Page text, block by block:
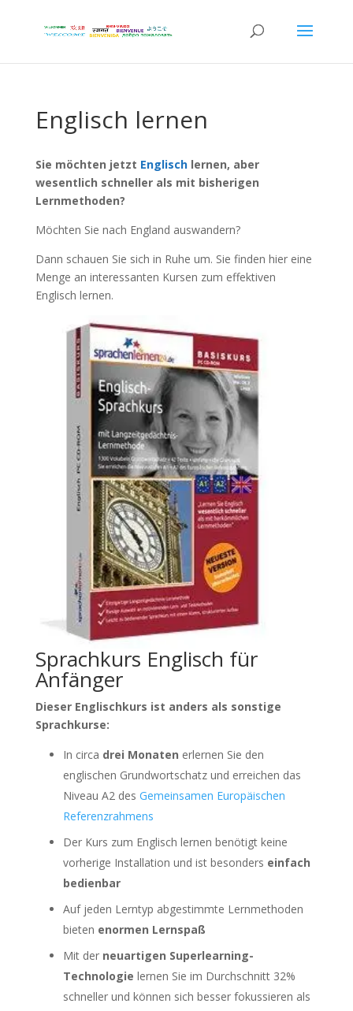
Englisch lernen
Sie möchten jetzt Englischlernen, aber
wesentlich schneller als mit bisherigen
Lernmethoden?
Möchten Sie nach England auswandern?
Dann schauen Sie sich in Ruhe um. Sie finden hier eine
Menge an interessanten Kursen zum effektiven
Englisch lernen.
Sprachkurs Englisch für
Anfänger
Dieser Englischkurs ist anders als sonstige
Sprachkurse:
In circa drei Monaten erlernen Sie den
englischen Grundwortschatz und erreichen das
Niveau A2 des Gemeinsamen Europäischen
Referenzrahmens
Der Kurs zum Englisch lernen benötigt keine
vorherige Installation und ist besonders einfach
bedienbar
Auf jeden Lerntyp abgestimmte Lernmethoden
bieten enormen Lernspaß
Mit der neuartigen Superlearning-
Technologie lernen Sie im Durchschnitt 32%
schneller und können sich besser fokussieren als